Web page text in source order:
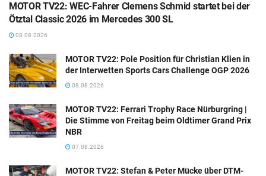
MOTOR TV22: WEC-Fahrer Clemens Schmid startet bei der
Ötztal Classic 2026 im Mercedes 300 SL
08.08.2026
MOTOR TV22: Pole Position für Christian Klien in
der Interwetten Sports Cars Challenge OGP 2026
08.08.2026
MOTOR TV22: Ferrari Trophy Race Nürburgring |
Die Stimme von Freitag beim Oldtimer Grand Prix
NBR
07.08.2026
MOTOR TV22: Stefan & Peter Mücke über DTM-